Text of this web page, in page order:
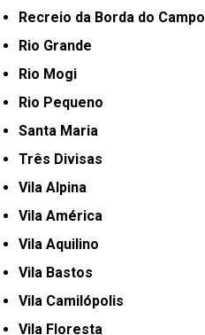
Recreio da Borda do Campo
Rio Grande
Rio Mogi
Rio Pequeno
Santa Maria
Três Divisas
Vila Alpina
Vila América
Vila Aquilino
Vila Bastos
Vila Camilópolis
Vila Floresta